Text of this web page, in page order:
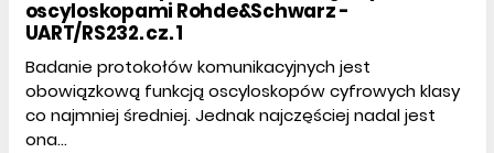
oscyloskopami Rohde&Schwarz -
UART/RS232. cz. 1
Badanie protokołów komunikacyjnych jest
obowiązkową funkcją oscyloskopów cyfrowych klasy
co najmniej średniej. Jednak najczęściej nadal jest
ona...